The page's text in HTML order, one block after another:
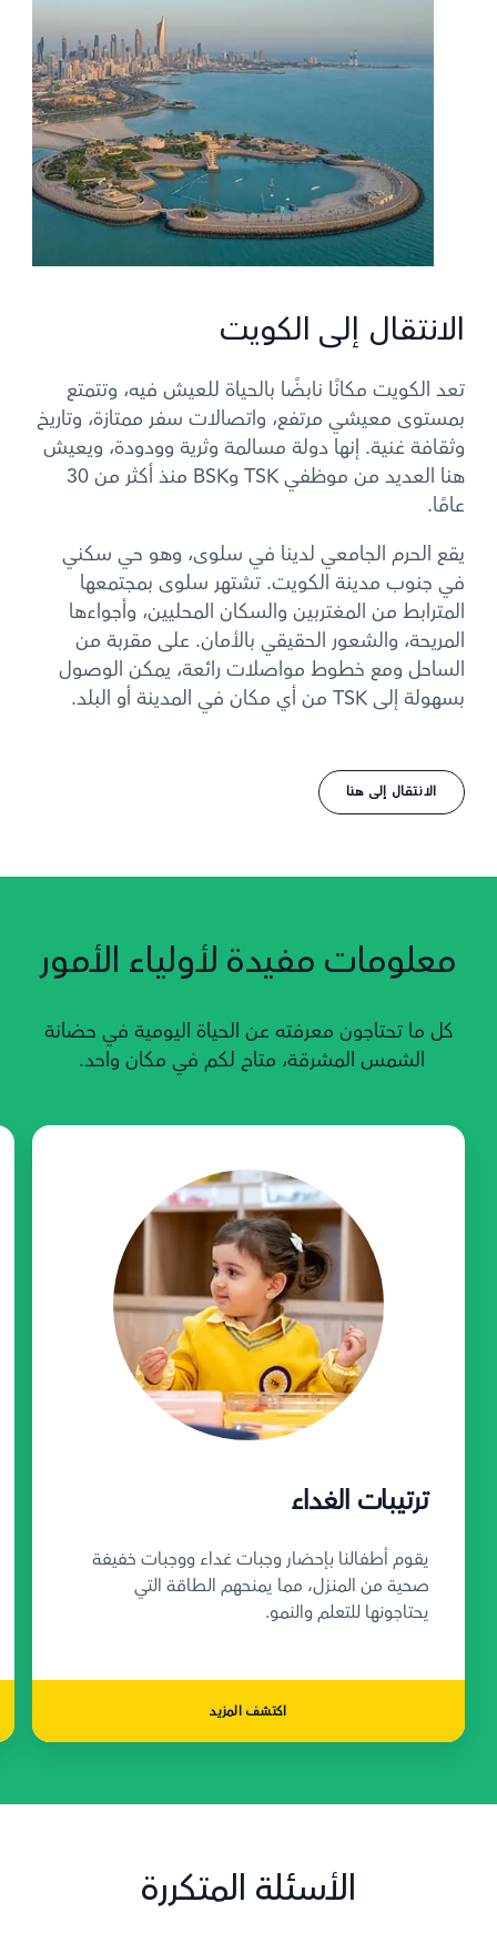
الانتقال إلى الكويت
تعد الكويت مكانًا نابضًا بالحياة للعيش فيه، وتتمتع
بمستوى معيشي مرتفع، واتصالات سفر ممتازة، وتاريخ
وثقافة غنية. إنها دولة مسالمة وثرية وودودة، ويعيش
هنا العديد من موظفي TSK وBSK منذ أكثر من 30
عامًا.
يقع الحرم الجامعي لدينا في سلوى، وهو حي سكني
في جنوب مدينة الكويت. تشتهر سلوى بمجتمعها
المترابط من المغتربين والسكان المحليين، وأجواءها
المريحة، والشعور الحقيقي بالأمان. على مقربة من
الساحل ومع خطوط مواصلات رائعة، يمكن الوصول
بسهولة إلى TSK من أي مكان في المدينة أو البلد.
الانتقال إلى هنا
معلومات مفيدة لأولياء الأمور
كل ما تحتاجون معرفته عن الحياة اليومية في حضانة
الشمس المشرقة، متاح لكم في مكان واحد.
ترتيبات الغداء
يقوم أطفالنا بإحضار وجبات غداء ووجبات خفيفة
صحية من المنزل، مما يمنحهم الطاقة التي
يحتاجونها للتعلم والنمو.
اكتشف المزيد
الأسئلة المتكررة